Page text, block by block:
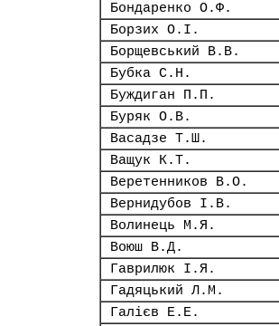
Бондаренко О.Ф.
Борзих О.І.
Борщевський В.В.
Бубка С.Н.
Буждиган П.П.
Буряк О.В.
Васадзе Т.Ш.
Ващук К.Т.
Веретенников В.О.
Вернидубов І.В.
Волинець М.Я.
Воюш В.Д.
Гаврилюк І.Я.
Гадяцький Л.М.
Галієв Е.Е.